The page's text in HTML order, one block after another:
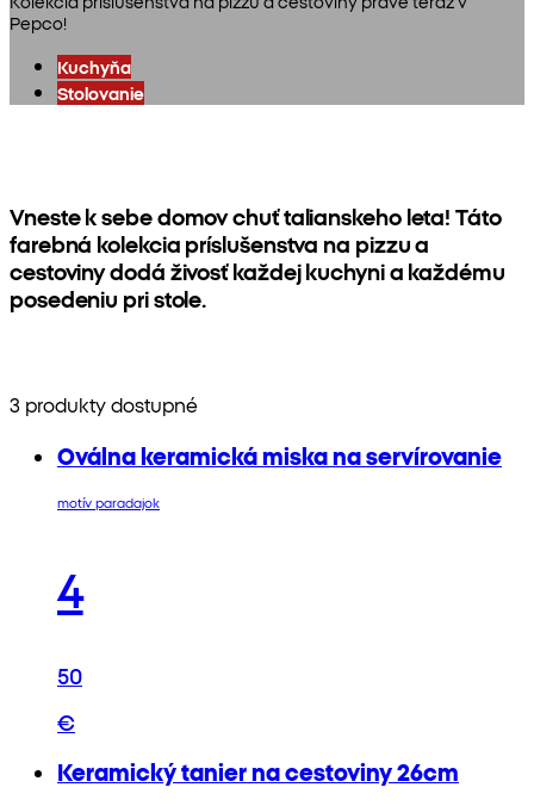
Pepco!
Kuchyňa
Stolovanie
Vneste k sebe domov chuť talianskeho leta! Táto
farebná kolekcia príslušenstva na pizzu a
cestoviny dodá živosť každej kuchyni a každému
posedeniu pri stole.
3 produkty dostupné
Oválna keramická miska na servírovanie
motív paradajok
4
50
€
Keramický tanier na cestoviny 26cm